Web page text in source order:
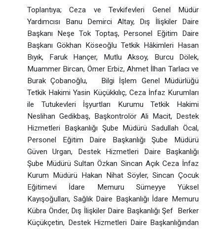
Toplantıya; Ceza ve Tevkifevleri Genel Müdür
Yardımcısı Banu Demirci Altay, Dış İlişkiler Daire
Başkanı Neşe Tok Toptaş, Personel Eğitim Daire
Başkanı Gökhan Köseoğlu Tetkik Hâkimleri Hasan
Bıyık, Faruk Hançer, Mutlu Aksoy, Burcu Dölek,
Muammer Bircan, Ömer Erbiz, Ahmet İlhan Tarlacı ve
Burak Çobanoğlu, Bilgi İşlem Genel Müdürlüğü
Tetkik Hakimi Yasin Küçükkılıç, Ceza İnfaz Kurumları
ile Tutukevleri İşyurtları Kurumu Tetkik Hakimi
Neslihan Gedikbaş, Başkontrolör Ali Macit, Destek
Hizmetleri Başkanlığı Şube Müdürü Sadullah Öcal,
Personel Eğitim Daire Başkanlığı Şube Müdürü
Güven Urgan, Destek Hizmetleri Daire Başkanlığı
Şube Müdürü Sultan Özkan Sincan Açık Ceza İnfaz
Kurum Müdürü Hakan Nihat Söyler, Sincan Çocuk
Eğitimevi İdare Memuru Sümeyye Yüksel
Kayışoğulları, Sağlık Daire Başkanlığı İdare Memuru
Kübra Önder, Dış İlişkiler Daire Başkanlığı Şef Berker
Küçükçetin, Destek Hizmetleri Daire Başkanlığından